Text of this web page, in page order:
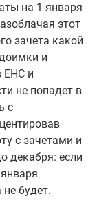
на 1 января
этот
зачета какой
и
ЕНС и
не попадет в
с
с зачетами и
декабря: если
будет.